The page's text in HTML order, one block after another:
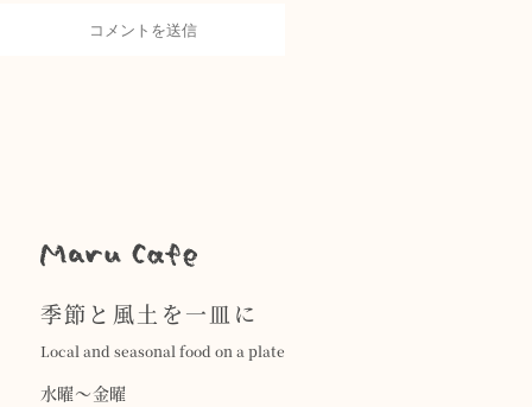
季節と風土を一皿に
Local and seasonal food on a plate
水曜〜金曜